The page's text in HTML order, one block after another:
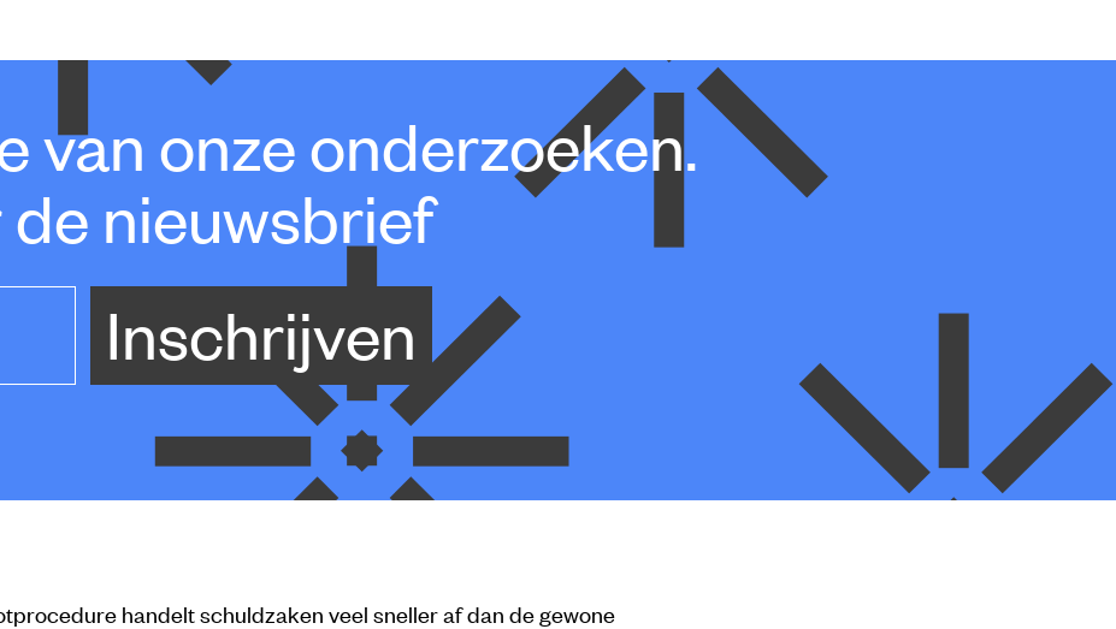
van onze onderzoeken.
nieuwsbrief
Inschrijven
handelt schuldzaken veel sneller af dan de gewone